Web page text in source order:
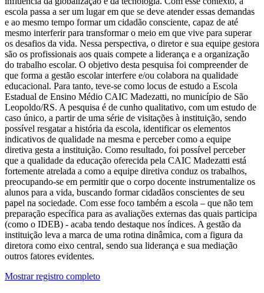
escola passa a ser um lugar em que se deve atender essas demandas
e ao mesmo tempo formar um cidadão consciente, capaz de até
mesmo interferir para transformar o meio em que vive para superar
os desafios da vida. Nessa perspectiva, o diretor e sua equipe gestora
são os profissionais aos quais compete a liderança e a organização
do trabalho escolar. O objetivo desta pesquisa foi compreender de
que forma a gestão escolar interfere e/ou colabora na qualidade
educacional. Para tanto, teve-se como locus de estudo a Escola
Estadual de Ensino Médio CAIC Madezatti, no município de São
Leopoldo/RS. A pesquisa é de cunho qualitativo, com um estudo de
caso único, a partir de uma série de visitações à instituição, sendo
possível resgatar a história da escola, identificar os elementos
indicativos de qualidade na mesma e perceber como a equipe
diretiva gesta a instituição. Como resultado, foi possível perceber
que a qualidade da educação oferecida pela CAIC Madezatti está
fortemente atrelada a como a equipe diretiva conduz os trabalhos,
preocupando-se em permitir que o corpo docente instrumentalize os
alunos para a vida, buscando formar cidadãos conscientes de seu
papel na sociedade. Com esse foco também a escola – que não tem
preparação específica para as avaliações externas das quais participa
(como o IDEB) - acaba tendo destaque nos índices. A gestão da
instituição leva a marca de uma rotina dinâmica, com a figura da
diretora como eixo central, sendo sua liderança e sua mediação
outros fatores evidentes.
Mostrar registro completo